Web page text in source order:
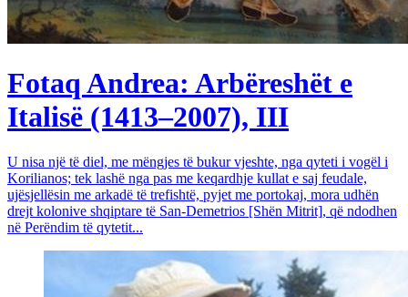
Fotaq Andrea: Arbëreshët e
Italisë (1413–2007), III
U nisa një të diel, me mëngjes të bukur vjeshte, nga qyteti i vogël i
Korilianos; tek lashë nga pas me keqardhje kullat e saj feudale,
ujësjellësin me arkadë të trefishtë, pyjet me portokaj, mora udhën
drejt kolonive shqiptare të San-Demetrios [Shën Mitrit], që ndodhen
në Perëndim të qytetit...